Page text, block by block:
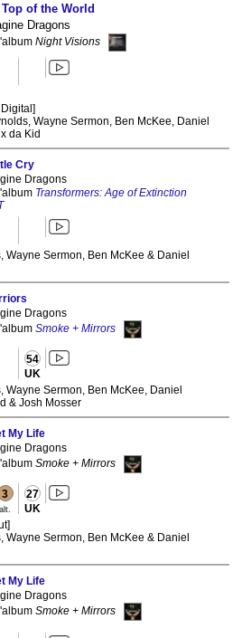
of the World
Dragons
Night Visions
Wayne Sermon, Ben McKee, Daniel
da Kid
Cry
Dragons
Transformers: Age of Extinction
Wayne Sermon, Ben McKee & Daniel
Dragons
Smoke + Mirrors
54
UK
Wayne Sermon, Ben McKee, Daniel
& Josh Mosser
My Life
Dragons
Smoke + Mirrors
3
alt.
27
UK
Wayne Sermon, Ben McKee & Daniel
My Life
Dragons
Smoke + Mirrors